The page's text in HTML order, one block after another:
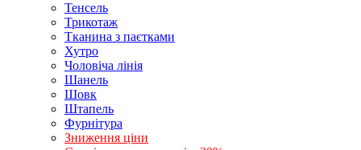
Тенсель
Трикотаж
Тканина з паєтками
Хутро
Чоловіча лінія
Шанель
Шовк
Штапель
Фурнітура
Зниження ціни